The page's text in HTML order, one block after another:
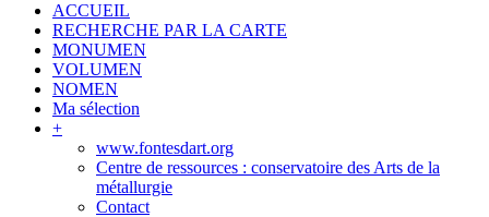
ACCUEIL
RECHERCHE PAR LA CARTE
MONUMEN
VOLUMEN
NOMEN
Ma sélection
+
www.fontesdart.org
Centre de ressources : conservatoire des Arts de la
métallurgie
Contact